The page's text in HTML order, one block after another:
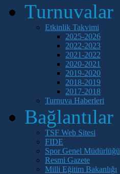
Turnuvalar
Etkinlik Takvimi
2025-2026
2022-2023
2021-2022
2020-2021
2019-2020
2018-2019
2017-2018
Turnuva Haberleri
Bağlantılar
TSF Web Sitesi
FIDE
Spor Genel Müdürlüğü
Resmi Gazete
Milli Eğitim Bakanlığı